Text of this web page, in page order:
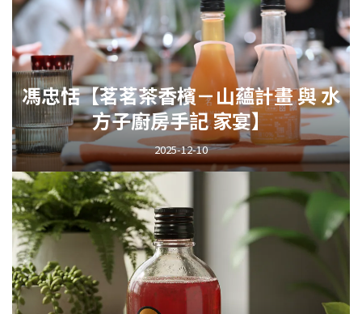
馮忠恬【茗茗茶香檳－山蘊計畫 與 水
方子廚房手記 家宴】
2025-12-10